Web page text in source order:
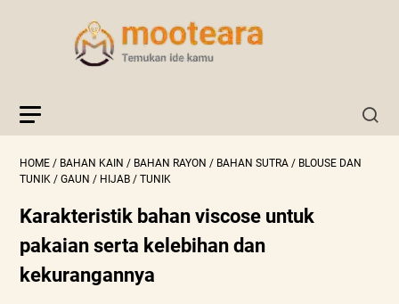
HOME / BAHAN KAIN / BAHAN RAYON / BAHAN SUTRA / BLOUSE DAN
TUNIK / GAUN / HIJAB / TUNIK
Karakteristik bahan viscose untuk
pakaian serta kelebihan dan
kekurangannya